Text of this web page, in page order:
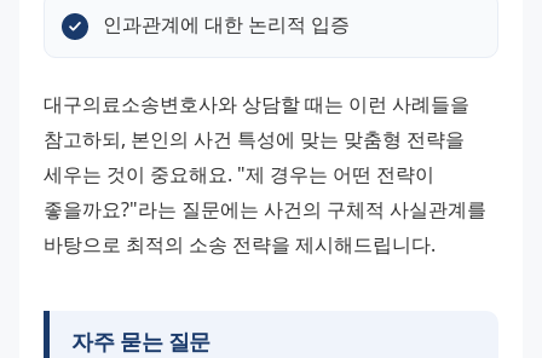
인과관계에 대한 논리적 입증
대구의료소송변호사와 상담할 때는 이런 사례들을
참고하되, 본인의 사건 특성에 맞는 맞춤형 전략을
세우는 것이 중요해요. "제 경우는 어떤 전략이
좋을까요?"라는 질문에는 사건의 구체적 사실관계를
바탕으로 최적의 소송 전략을 제시해드립니다.
자주 묻는 질문